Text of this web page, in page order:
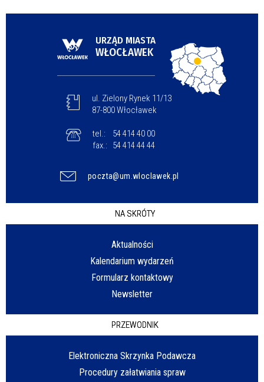
URZĄD MIASTA
WŁOCŁAWEK
ul. Zielony Rynek 11/13
87-800 Włocławek
tel.:
54 414 40 00
fax.:
54 414 44 44
poczta@um.wloclawek.pl
NA SKRÓTY
Aktualności
Kalendarium wydarzeń
Formularz kontaktowy
Newsletter
PRZEWODNIK
Elektroniczna Skrzynka Podawcza
Procedury załatwiania spraw